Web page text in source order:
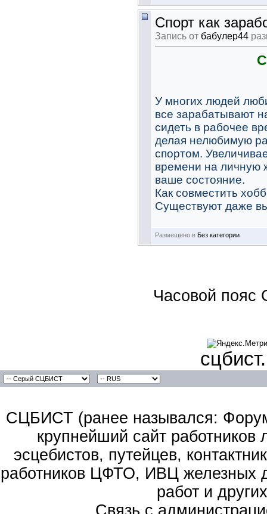
Спорт как
Запись от бабулер44
У многих людей
все зарабатывают
сидеть в рабочее
делая нелюбимую
спортом.
времени на личную
ваше состояние.
Как совместить
Существуют даже
Размещено в Без категории
Часовой пояс
СЦБИСТ (ранее назывался:
крупнейший сайт работников
эсцебистов, путейцев,
работников ЦФТО, ИВЦ железных
работ и
Связь с